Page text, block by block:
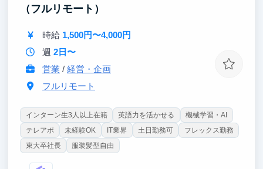
三つ目は、経営・財務の知識。
ら捉える力が身につきます。金融やコンサルのみなら
ず、どの業界を目指すうえでも強い土台になります。
（フルリモート）
時給 1,500円〜4,000円
週 2日〜
営業 / 経営・企画
フルリモート
インターン生3人以上在籍 英語力を活かせる
機械学習・AI
テレアポ
未経験OK IT業界 土日勤務可
フレックス勤務
東大卒社長
服装髪型自由